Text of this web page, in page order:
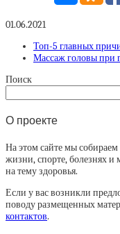
01.06.2021
Топ-5 главных
Массаж головы при
Поиск
О проекте
На этом сайте мы
жизни, спорте, болезнях и
на тему здоровья.
Если у вас возникли
поводу размещенных
контактов.